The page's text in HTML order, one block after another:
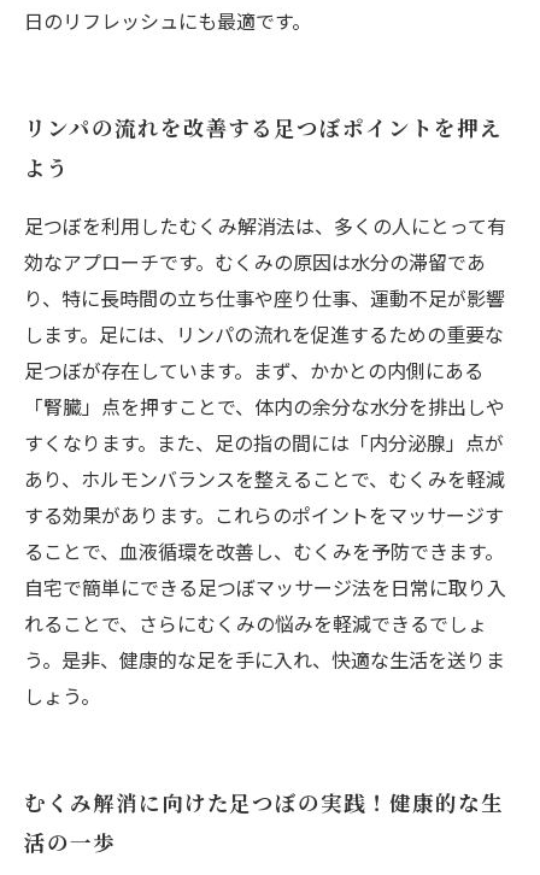
日のリフレッシュにも最適です。
リンパの流れを改善する足つぼポイントを押え
よう
足つぼを利用したむくみ解消法は、多くの人にとって有
効なアプローチです。むくみの原因は水分の滞留であ
り、特に長時間の立ち仕事や座り仕事、運動不足が影響
します。足には、リンパの流れを促進するための重要な
足つぼが存在しています。まず、かかとの内側にある
「腎臓」点を押すことで、体内の余分な水分を排出しや
すくなります。また、足の指の間には「内分泌腺」点が
あり、ホルモンバランスを整えることで、むくみを軽減
する効果があります。これらのポイントをマッサージす
ることで、血液循環を改善し、むくみを予防できます。
自宅で簡単にできる足つぼマッサージ法を日常に取り入
れることで、さらにむくみの悩みを軽減できるでしょ
う。是非、健康的な足を手に入れ、快適な生活を送りま
しょう。
むくみ解消に向けた足つぼの実践！健康的な生
活の一歩